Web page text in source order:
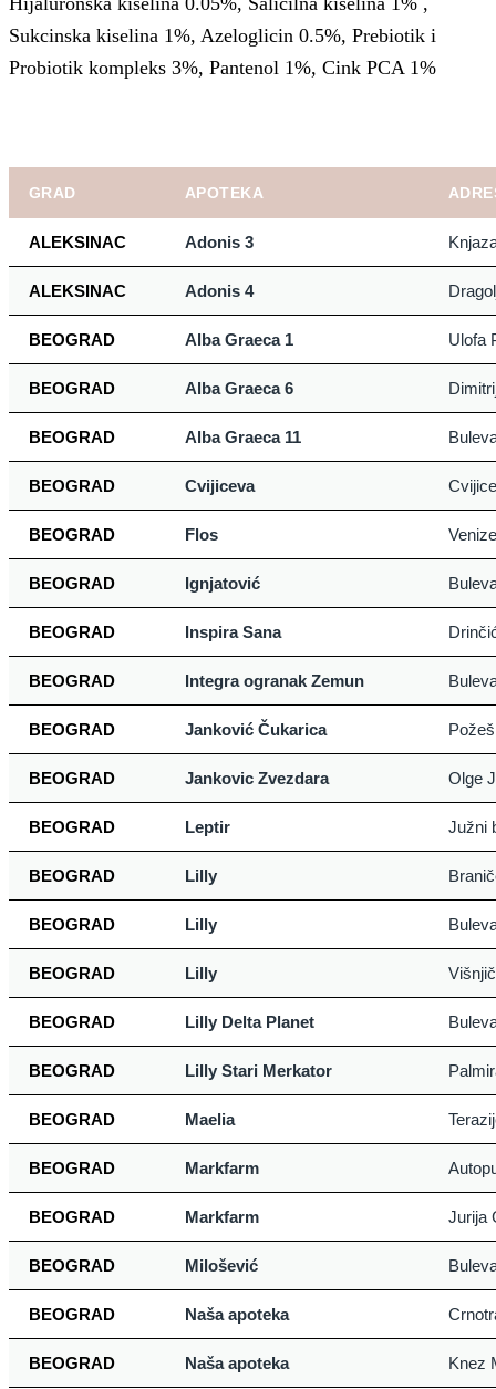
Sukcinska kiselina 1%, Azeloglicin 0.5%, Prebiotik i
Probiotik kompleks 3%, Pantenol 1%, Cink PCA 1%
GRAD APOTEKA
ALEKSINAC Adonis 3
ALEKSINAC Adonis 4
BEOGRAD Alba Graeca 1 Ulofa
BEOGRAD Alba Graeca 6
BEOGRAD Alba Graeca 11
BEOGRAD Cvijiceva
BEOGRAD Flos
BEOGRAD Ignjatović
BEOGRAD Inspira Sana
BEOGRAD Integra ogranak Zemun
BEOGRAD Janković Čukarica
BEOGRAD Jankovic Zvezdara Olge
BEOGRAD Leptir Južni
BEOGRAD Lilly
BEOGRAD Lilly
BEOGRAD Lilly
BEOGRAD Lilly Delta Planet
BEOGRAD Lilly Stari Merkator
BEOGRAD Maelia
BEOGRAD Markfarm
BEOGRAD Markfarm Jurija
BEOGRAD Milošević
BEOGRAD Naša apoteka
BEOGRAD Naša apoteka Knez